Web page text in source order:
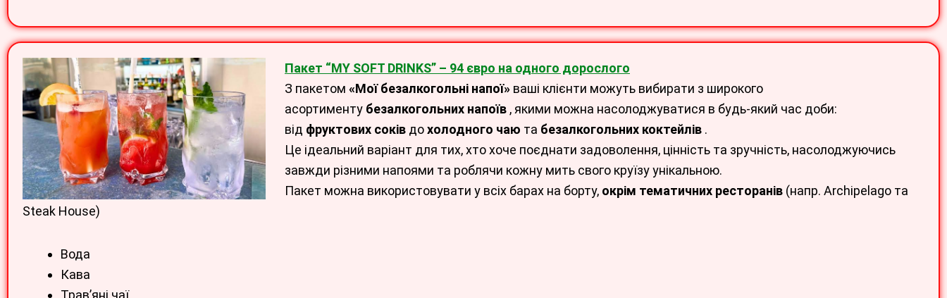
Пакет “MY SOFT DRINKS” – 94 євро на одного дорослого
З пакетом «Мої безалкогольні напої» ваші клієнти можуть вибирати з широкого
асортименту безалкогольних напоїв , якими можна насолоджуватися в будь-який час доби:
від фруктових соків дохолодного чаю та безалкогольних коктейлів .
Це ідеальний варіант для тих, хто хоче поєднати задоволення, цінність та зручність, насолоджуючись
завжди різними напоями та роблячи кожну мить свого круїзу унікальною.
Пакет можна використовувати у всіх барах на борту, окрім тематичних ресторанів (напр. Archipelago та
Steak House)
Вода
Кава
Трав’яні чаї